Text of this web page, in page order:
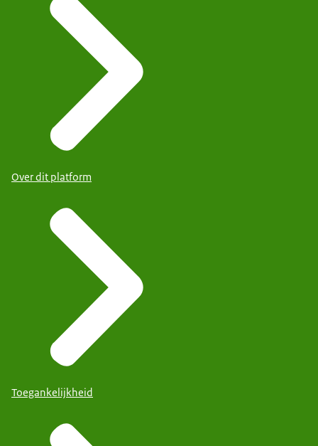
Over dit platform
Toegankelijkheid